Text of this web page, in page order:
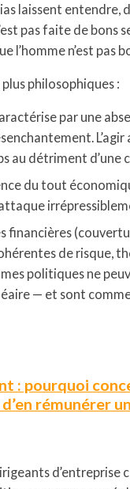
laissent entendre,
pas faite de bons
l’homme n’est pas
philosophiques :
par une
au détriment d’une
du tout
financières
de risque,
politiques ne
— et sont
: pourquoi
rémunérer
d’entreprise